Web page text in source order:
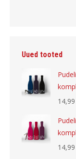
Uued tooted
14,99
14,99